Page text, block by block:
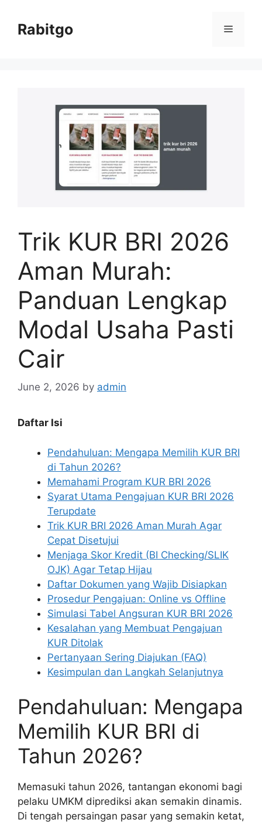
contentRabitgo Menu
Trik KUR BRI 2026
Aman Murah:
Panduan Lengkap
Modal Usaha Pasti
Cair
June 2, 2026 by admin
Daftar Isi
Pendahuluan: Mengapa Memilih KUR BRI
di Tahun 2026?
Memahami Program KUR BRI 2026
Syarat Utama Pengajuan KUR BRI 2026
Terupdate
Trik KUR BRI 2026 Aman Murah Agar
Cepat Disetujui
Menjaga Skor Kredit (BI Checking/SLIK
OJK) Agar Tetap Hijau
Daftar Dokumen yang Wajib Disiapkan
Prosedur Pengajuan: Online vs Offline
Simulasi Tabel Angsuran KUR BRI 2026
Kesalahan yang Membuat Pengajuan
KUR Ditolak
Pertanyaan Sering Diajukan (FAQ)
Kesimpulan dan Langkah Selanjutnya
Pendahuluan: Mengapa
Memilih KUR BRI di
Tahun 2026?
Memasuki tahun 2026, tantangan ekonomi bagi
pelaku UMKM diprediksi akan semakin dinamis.
Di tengah persaingan pasar yang semakin ketat,